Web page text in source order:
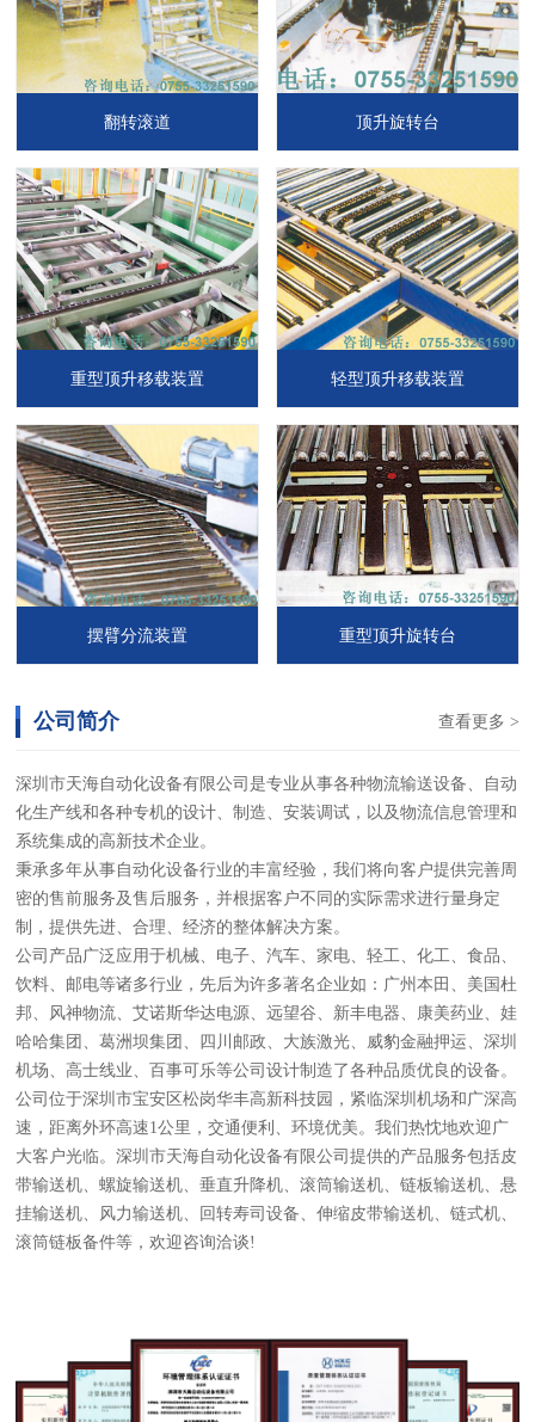
翻转滚道 顶升旋转台
重型顶升移载装置 轻型顶升移载装置
摆臂分流装置 重型顶升旋转台
查看更多 >
公司简介
深圳市天海自动化设备有限公司是专业从事各种物流输送设备、自动
化生产线和各种专机的设计、制造、安装调试，以及物流信息管理和
系统集成的高新技术企业。
秉承多年从事自动化设备行业的丰富经验，我们将向客户提供完善周
密的售前服务及售后服务，并根据客户不同的实际需求进行量身定
制，提供先进、合理、经济的整体解决方案。
公司产品广泛应用于机械、电子、汽车、家电、轻工、化工、食品、
饮料、邮电等诸多行业，先后为许多著名企业如：广州本田、美国杜
邦、风神物流、艾诺斯华达电源、远望谷、新丰电器、康美药业、娃
哈哈集团、葛洲坝集团、四川邮政、大族激光、威豹金融押运、深圳
机场、高士线业、百事可乐等公司设计制造了各种品质优良的设备。
公司位于深圳市宝安区松岗华丰高新科技园，紧临深圳机场和广深高
速，距离外环高速1公里，交通便利、环境优美。我们热忱地欢迎广
大客户光临。深圳市天海自动化设备有限公司提供的产品服务包括皮
带输送机、螺旋输送机、垂直升降机、滚筒输送机、链板输送机、悬
挂输送机、风力输送机、回转寿司设备、伸缩皮带输送机、链式机、
滚筒链板备件等，欢迎咨询洽谈!